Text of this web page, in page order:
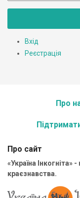
Вхід
Реєстрація
Про
Про сайт
«Україна Інкогніта»
краєзнавства.